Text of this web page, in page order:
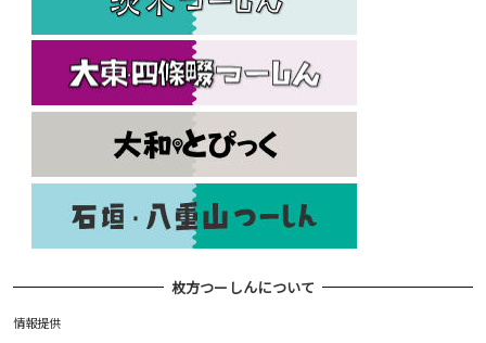
枚方つーしんについて
情報提供